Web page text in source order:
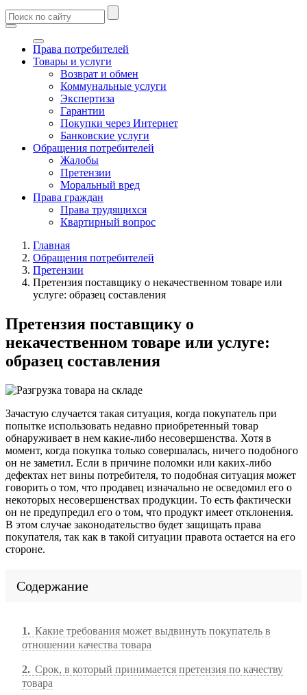
Права потребителей
Товары и услуги
Возврат и обмен
Коммунальные услуги
Экспертиза
Гарантии
Покупки через Интернет
Банковские услуги
Обращения потребителей
Жалобы
Претензии
Моральный вред
Права граждан
Права трудящихся
Квартирный вопрос
Главная
Обращения потребителей
Претензии
Претензия поставщику о некачественном товаре или
услуге: образец составления
Претензия поставщику о
некачественном товаре или услуге:
образец составления
Зачастую случается такая ситуация, когда покупатель при
попытке использовать недавно приобретенный товар
обнаруживает в нем какие-либо несовершенства. Хотя в
момент, когда покупка только совершалась, ничего подобного
он не заметил. Если в причине поломки или каких-либо
дефектах нет вины потребителя, то подобная ситуация может
говорить о том, что продавец изначально не осведомил его о
некоторых несовершенствах продукции. То есть фактически
он не предупредил его о том, что продукт имеет отклонения.
В этом случае законодательство будет защищать права
покупателя, так как в такой ситуации правота остается на его
стороне.
Содержание
1
Какие требования может выдвинуть покупатель в
отношении качества товара
2
Срок, в который принимается претензия по качеству
товара